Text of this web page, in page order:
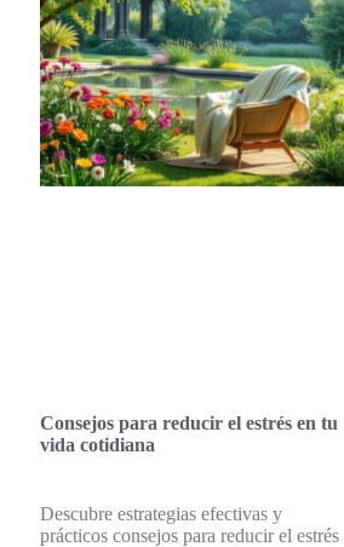
Consejos para reducir el estrés en tu
vida cotidiana
Descubre estrategias efectivas y
prácticos consejos para reducir el estrés